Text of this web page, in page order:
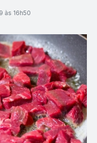
às 16h50